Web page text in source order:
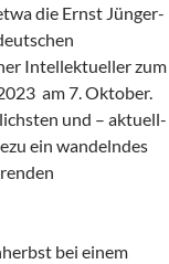
die Ernst Jünger-
Intellektueller zum
am 7. Oktober.
und – aktuell-
ein wandelndes
bei einem